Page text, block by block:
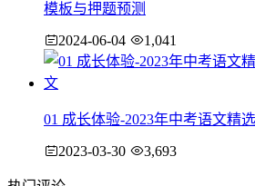
模板与押题预测
2024-06-04 1,041
01 成长体验-2023年中考语文精
2023-03-30 3,693